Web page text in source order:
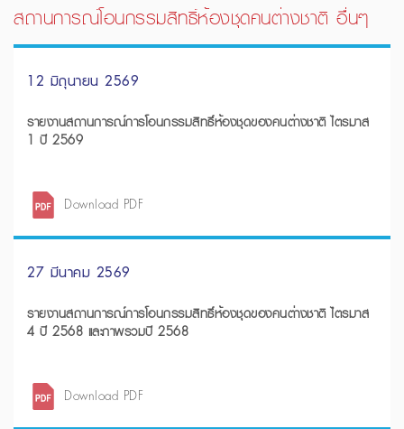
สถานการณ์โอนกรรมสิทธิ์ห้องชุดคนต่างชาติ อื่นๆ
12 มิถุนายน 2569
รายงานสถานการณ์การโอนกรรมสิทธิ์ห้องชุดของคนต่างชาติ ไตรมาส
1 ปี 2569
Download PDF
27 มีนาคม 2569
รายงานสถานการณ์การโอนกรรมสิทธิ์ห้องชุดของคนต่างชาติ ไตรมาส
4 ปี 2568 และภาพรวมปี 2568
Download PDF